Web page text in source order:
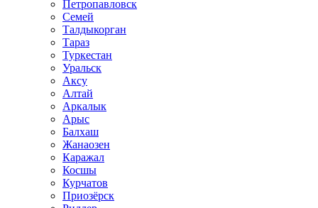
Петропавловск
Семей
Талдыкорган
Тараз
Туркестан
Уральск
Аксу
Алтай
Аркалык
Арыс
Балхаш
Жанаозен
Каражал
Косшы
Курчатов
Приозёрск